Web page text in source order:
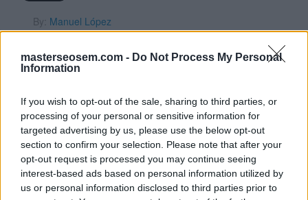
masterseosem.com - Do Not Process My Personal
Information
If you wish to opt-out of the sale, sharing to third parties, or
processing of your personal or sensitive information for
targeted advertising by us, please use the below opt-out
section to confirm your selection. Please note that after your
opt-out request is processed you may continue seeing
interest-based ads based on personal information utilized by
us or personal information disclosed to third parties prior to
By: Manuel López
Cuando crea una lista
de palabras clave
para una campaña de
la Red de Display,
¿cuál de las